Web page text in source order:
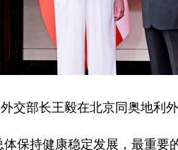
交部长王毅在北京同奥地利
保持健康稳定发展，最重